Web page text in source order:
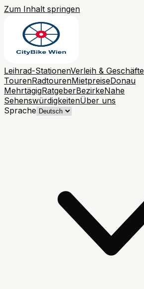
Zum Inhalt springen
Leihrad-StationenVerleih & Geschäfte
TourenRadtourenMietpreiseDonau
MehrtägigRatgeberBezirkeNahe
SehenswürdigkeitenÜber uns
Sprache